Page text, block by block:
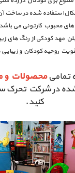
استفاده شده در ساخت
محبوب کارتونی می باشد.
مهد کودکی از رنگ های
روحیه کودکان و زیبایی
تمامیمحصولات و
در شرکت تحرک
کنید.